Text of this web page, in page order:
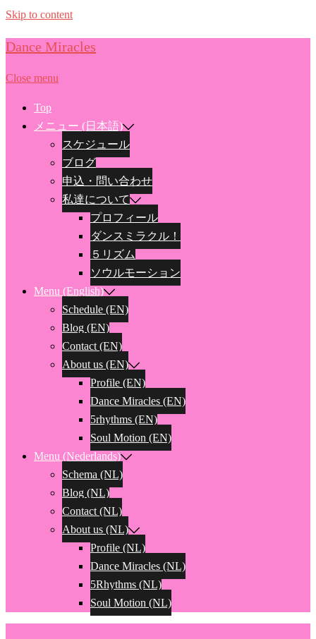
Skip to content
Dance Miracles
Close menu
Top
メニュー (日本語)
スケジュール
ブログ
申込・問い合わせ
私達について
プロフィール
ダンスミラクル！
５リズム
ソウルモーション
Menu (English)
Schedule (EN)
Blog (EN)
Contact (EN)
About us (EN)
Profile (EN)
Dance Miracles (EN)
5rhythms (EN)
Soul Motion (EN)
Menu (Nederlands)
Schema (NL)
Blog (NL)
Contact (NL)
About us (NL)
Profile (NL)
Dance Miracles (NL)
5Rhythms (NL)
Soul Motion (NL)